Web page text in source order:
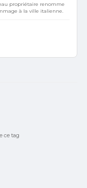
propriétaire renomme
à la ville italienne.
ce tag